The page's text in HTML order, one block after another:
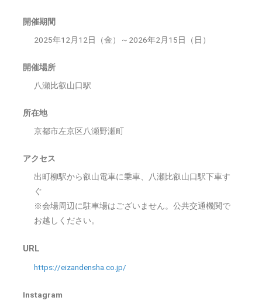
開催期間
2025年12月12日（金）～2026年2月15日（日）
開催場所
八瀬比叡山口駅
所在地
京都市左京区八瀬野瀬町
アクセス
出町柳駅から叡山電車に乗車、八瀬比叡山口駅下車す
ぐ
※会場周辺に駐車場はございません。公共交通機関で
お越しください。
URL
https://eizandensha.co.jp/
Instagram